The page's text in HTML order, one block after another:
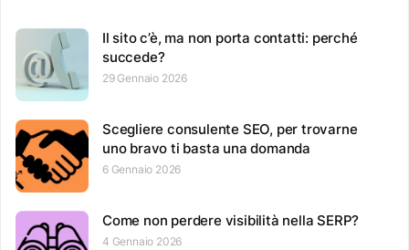
Il sito c’è, ma non porta contatti: perché
succede?
29 Gennaio 2026
Scegliere consulente SEO, per trovarne
uno bravo ti basta una domanda
6 Gennaio 2026
Come non perdere visibilità nella SERP?
4 Gennaio 2026